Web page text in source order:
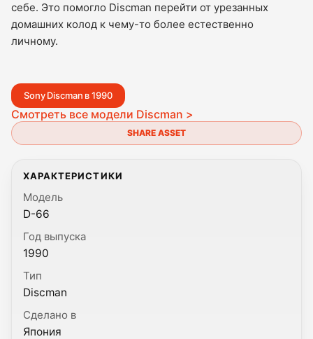
себе. Это помогло Discman перейти от урезанных
домашних колод к чему-то более естественно
личному.
Sony Discman в 1990
Смотреть все модели Discman >
SHARE ASSET
ХАРАКТЕРИСТИКИ
Модель
D-66
Год выпуска
1990
Тип
Discman
Сделано в
Япония